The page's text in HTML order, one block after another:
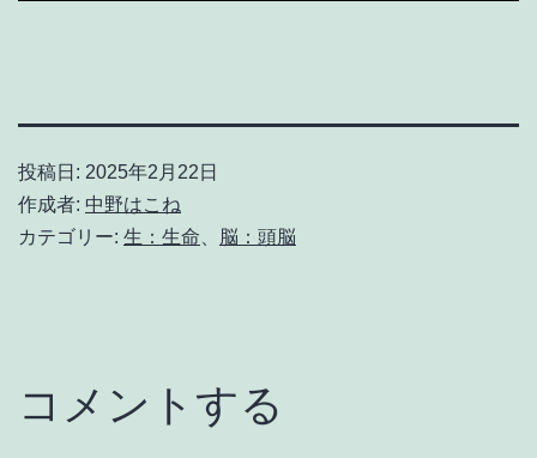
投稿日: 2025年2月22日
作成者: 中野はこね
カテゴリー: 生：生命 脳：頭脳
コメントする